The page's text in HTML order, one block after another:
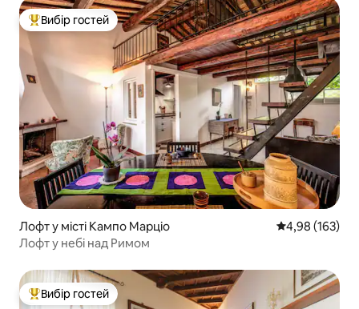
Топ вибір гостей
Вибір гостей
Лофт у місті Кампо Марціо Середня
4,98 (163)
Лофт у небі над Римом
Топ вибір гостей
Вибір гостей